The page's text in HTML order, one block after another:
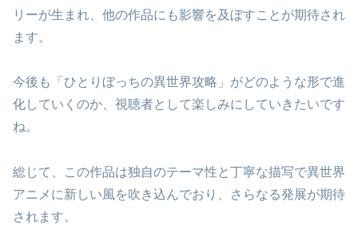
リーが生まれ、他の作品にも影響を及ぼすことが期待され
ます。
今後も「ひとりぼっちの異世界攻略」がどのような形で進
化していくのか、視聴者として楽しみにしていきたいです
ね。
総じて、この作品は独自のテーマ性と丁寧な描写で異世界
アニメに新しい風を吹き込んでおり、さらなる発展が期待
されます。